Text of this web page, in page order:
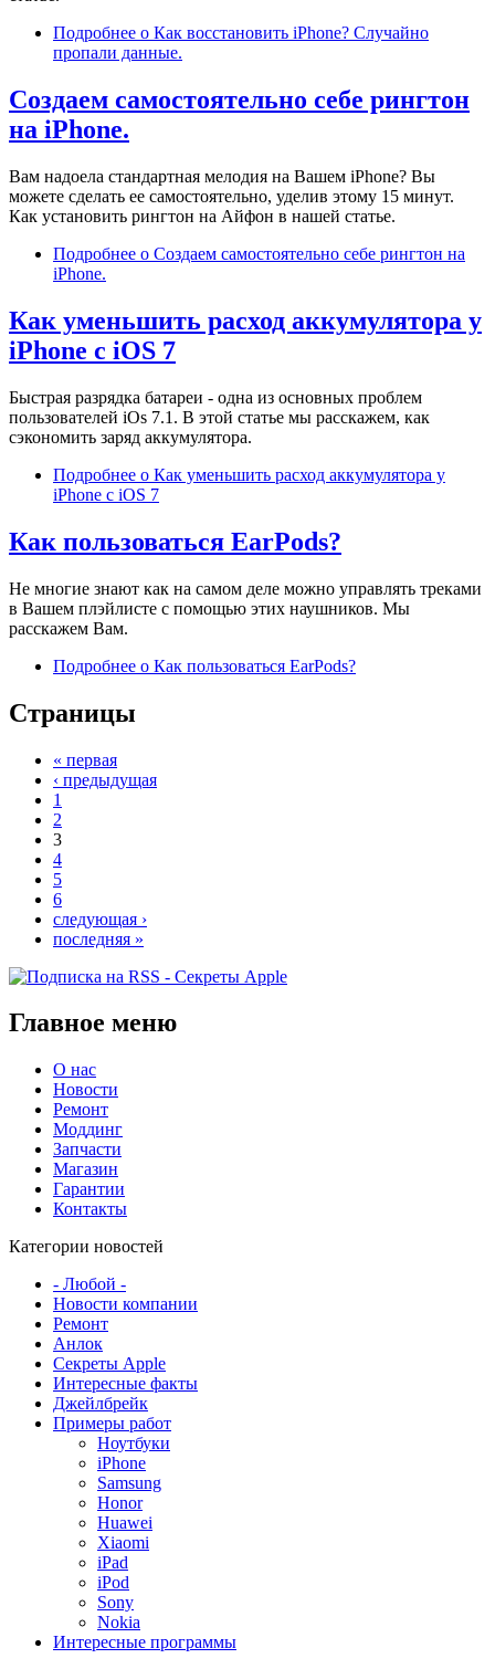
Подробнее о Как восстановить iPhone? Случайно
пропали данные.
Создаем самостоятельно себе рингтон
на iPhone.
Вам надоела стандартная мелодия на Вашем iPhone? Вы
можете сделать ее самостоятельно, уделив этому 15 минут.
Как установить рингтон на Айфон в нашей статье.
Подробнее о Создаем самостоятельно себе рингтон на
iPhone.
Как уменьшить расход аккумулятора у
iPhone с iOS 7
Быстрая разрядка батареи - одна из основных проблем
пользователей iOs 7.1. В этой статье мы расскажем, как
сэкономить заряд аккумулятора.
Подробнее о Как уменьшить расход аккумулятора у
iPhone с iOS 7
Как пользоваться EarPods?
Не многие знают как на самом деле можно управлять треками
в Вашем плэйлисте с помощью этих наушников. Мы
расскажем Вам.
Подробнее о Как пользоваться EarPods?
Страницы
« первая
‹ предыдущая
1
2
3
4
5
6
следующая ›
последняя »
Главное меню
О нас
Новости
Ремонт
Моддинг
Запчасти
Магазин
Гарантии
Контакты
Категории новостей
- Любой -
Новости компании
Ремонт
Анлок
Секреты Apple
Интересные факты
Джейлбрейк
Примеры работ
Ноутбуки
iPhone
Samsung
Honor
Huawei
Xiaomi
iPad
iPod
Sony
Nokia
Интересные программы